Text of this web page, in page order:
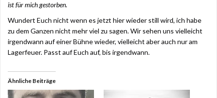
ist für mich gestorben.
Wundert Euch nicht wenn es jetzt hier wieder still wird, ich habe
zu dem Ganzen nicht mehr viel zu sagen. Wir sehen uns vielleicht
irgendwann auf einer Bühne wieder, vielleicht aber auch nur am
Lagerfeuer. Passt auf Euch auf, bis irgendwann.
Ähnliche Beiträge